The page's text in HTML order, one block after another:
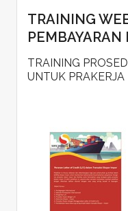
TRAINING
TRAINING
UNTUK PRAKERJA